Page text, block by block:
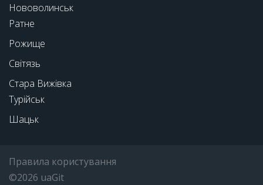
Нововолинськ
Ратне
Рожище
Світязь
Стара Вижівка
Турійськ
Шацьк
Правила користування
©2026 uaGit